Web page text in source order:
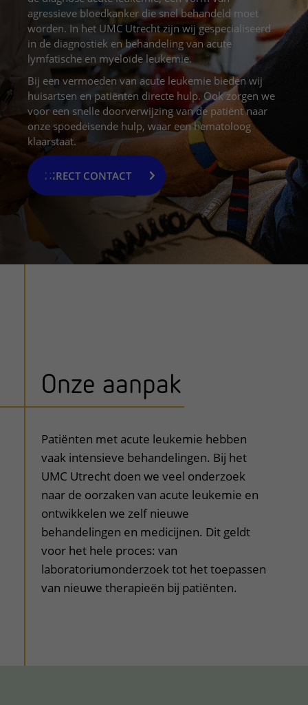
Onderzoeken en diagnostiek
Het Wilhelmina Kinderziekenhuis
Bloedprikken
Wachttijden
Bezoektijden
Wijzigen patiëntgegevens
Mijn UMC Utrecht patiëntportaal
Faciliteiten en voorzieningen
Bezoekregels
Kwaliteit en veiligheid
Route naar het ziekenhuis
Parkeren
Wegwijs in het ziekenhuis
Contact met polikliniek
Contact met verpleegafdeling
Het Wilhelmina Kinderziekenhuis
Teleconsult aanvragen
Diagnostiek aanvragen
Zorgverlenersportaal
Over UMC Utrecht
Research
Onderwijs
Werken bij het UMC Utrecht
agressieve bloedkanker die snel behandeld moet
worden. In het UMC Utrecht zijn wij gespecialiseerd
in de diagnostiek en behandeling van acute
lymfatische en myeloïde leukemie.
Bij een vermoeden van acute leukemie bieden wij
huisartsen en patiënten directe hulp. Ook zorgen we
voor een snelle doorverwijzing van de patiënt naar
onze spoedeisende hulp, waar een hematoloog
klaarstaat.
DIRECT CONTACT
Onze aanpak
uitklapper, klik om te openen
Patiënten met acute leukemie hebben
vaak intensieve behandelingen. Bij het
UMC Utrecht doen we veel onderzoek
naar de oorzaken van acute leukemie en
ontwikkelen we zelf nieuwe
behandelingen en medicijnen. Dit geldt
voor het hele proces: van
laboratoriumonderzoek tot het toepassen
van nieuwe therapieën bij patiënten.